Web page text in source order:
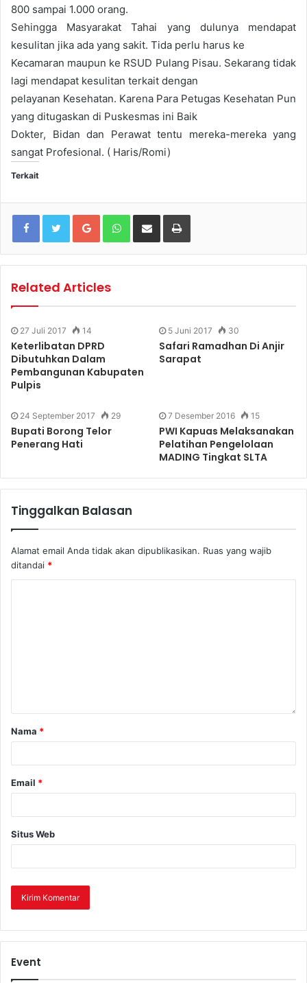
800 sampai 1.000 orang.
Sehingga Masyarakat Tahai yang dulunya mendapat
kesulitan jika ada yang sakit. Tida perlu harus ke
Kecamaran maupun ke RSUD Pulang Pisau. Sekarang tidak
lagi mendapat kesulitan terkait dengan
pelayanan Kesehatan. Karena Para Petugas Kesehatan Pun
yang ditugaskan di Puskesmas ini Baik
Dokter, Bidan dan Perawat tentu mereka-mereka yang
sangat Profesional. ( Haris/Romi)
Terkait
Google+WhatsApp
Share via Email Print
Related Articles
27 Juli 2017 14
Keterlibatan DPRD
Dibutuhkan Dalam
Pembangunan Kabupaten
Pulpis
5 Juni 2017 30
Safari Ramadhan Di Anjir
Sarapat
24 September 2017 29
Bupati Borong Telor
Penerang Hati
7 Desember 2016 15
PWI Kapuas Melaksanakan
Pelatihan Pengelolaan
MADING Tingkat SLTA
Tinggalkan Balasan
Alamat email Anda tidak akan dipublikasikan. Ruas yang wajib
ditandai *
Nama *
Email *
Situs Web
Event